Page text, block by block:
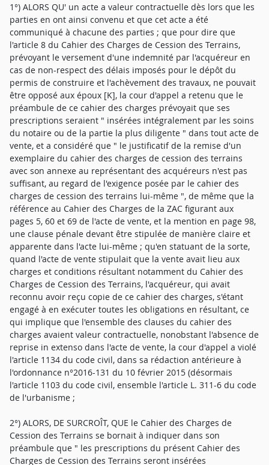
1°) ALORS QU' un acte a valeur contractuelle dès lors que les
parties en ont ainsi convenu et que cet acte a été
communiqué à chacune des parties ; que pour dire que
l'article 8 du Cahier des Charges de Cession des Terrains,
prévoyant le versement d'une indemnité par l'acquéreur en
cas de non-respect des délais imposés pour le dépôt du
permis de construire et l'achèvement des travaux, ne pouvait
être opposé aux époux [K], la cour d'appel a retenu que le
préambule de ce cahier des charges prévoyait que ses
prescriptions seraient " insérées intégralement par les soins
du notaire ou de la partie la plus diligente " dans tout acte de
vente, et a considéré que " le justificatif de la remise d'un
exemplaire du cahier des charges de cession des terrains
avec son annexe au représentant des acquéreurs n'est pas
suffisant, au regard de l'exigence posée par le cahier des
charges de cession des terrains lui-même ", de même que la
référence au Cahier des Charges de la ZAC figurant aux
pages 5, 60 et 69 de l'acte de vente, et la mention en page 98,
une clause pénale devant être stipulée de manière claire et
apparente dans l'acte lui-même ; qu'en statuant de la sorte,
quand l'acte de vente stipulait que la vente avait lieu aux
charges et conditions résultant notamment du Cahier des
Charges de Cession des Terrains, l'acquéreur, qui avait
reconnu avoir reçu copie de ce cahier des charges, s'étant
engagé à en exécuter toutes les obligations en résultant, ce
qui implique que l'ensemble des clauses du cahier des
charges avaient valeur contractuelle, nonobstant l'absence de
reprise in extenso dans l'acte de vente, la cour d'appel a violé
l'article 1134 du code civil, dans sa rédaction antérieure à
l'ordonnance n°2016-131 du 10 février 2015 (désormais
l'article 1103 du code civil, ensemble l'article L. 311-6 du code
de l'urbanisme ;
2°) ALORS, DE SURCROÎT, QUE le Cahier des Charges de
Cession des Terrains se bornait à indiquer dans son
préambule que " les prescriptions du présent Cahier des
Charges de Cession des Terrains seront insérées